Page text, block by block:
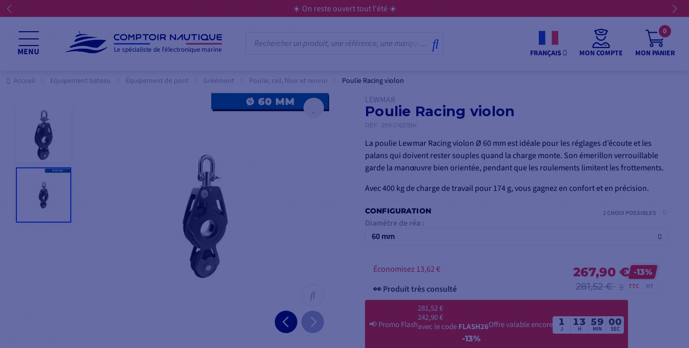
reste ouvert tout l'été ☀️ 💳 Réglez
MENU Le spécialiste de l'électronique marine FRANÇAIS MON COMPTE MON PANIER
0
Accueil Equipement bateau Équipement de pont Gréément Poulie, rail, filoir et renvoi Poulie Racing violon
LEWMAR
Poulie Racing violon
RÉF. 29901631BK
La poulie Lewmar Racing violon Ø 60 mm est idéale pour les réglages d’écoute et les
palans qui doivent rester souples quand la charge monte. Son émerillon verrouillable
garde la manœuvre bien orientée, pendant que les roulements limitent les frottements.
Avec 400 kg de charge de travail pour 174 g, vous gagnez en confort et en précision.
CONFIGURATION
Diamètre de réa :
60 mm
2 CHOIX POSSIBLES
267,90 € -13%
281,52 € TTC HT
Économisez 13,62 €
📢Promo Flash
281,52 €
242,90 €
avec le codeFLASH26
-13%
Offre valable encore 1
J
13
H
58
MIN
59
SEC